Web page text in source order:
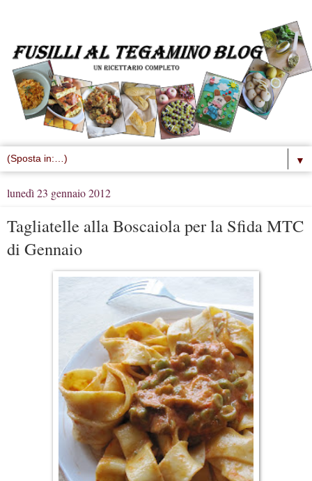
▼
lunedì 23 gennaio 2012
Tagliatelle alla Boscaiola per la Sfida MTC
di Gennaio